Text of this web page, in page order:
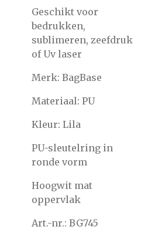
Geschikt voor
bedrukken,
sublimeren, zeefdruk
of Uv laser
Merk: BagBase
Materiaal: PU
Kleur: Lila
PU-sleutelring in
ronde vorm
Hoogwit mat
oppervlak
Art.-nr.: BG745